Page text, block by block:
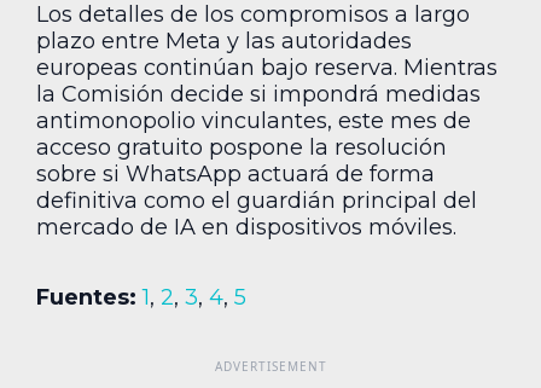
Los detalles de los compromisos a largo
plazo entre Meta y las autoridades
europeas continúan bajo reserva. Mientras
la Comisión decide si impondrá medidas
antimonopolio vinculantes, este mes de
acceso gratuito pospone la resolución
sobre si WhatsApp actuará de forma
definitiva como el guardián principal del
mercado de IA en dispositivos móviles.
Fuentes: 1, 2, 3, 4, 5